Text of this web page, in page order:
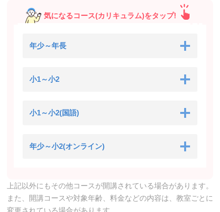
気になるコース(カリキュラム)をタップ!
年少～年長
小1～小2
小1～小2(国語)
年少～小2(オンライン)
上記以外にもその他コースが開講されている場合があります。
また、開講コースや対象年齢、料金などの内容は、教室ごとに
変更されている場合があります。